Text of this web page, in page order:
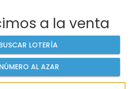
a la venta
LOTERÍA
AL AZAR